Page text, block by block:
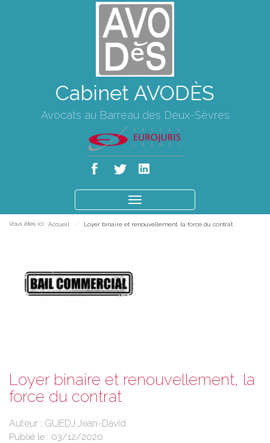
Cabinet AVODÈS
Avocats au Barreau des Deux-Sèvres
le
Vous êtes ici : Accueil Loyer binaire et renouvellement, la force du contrat
Loyer binaire et renouvellement, la
force du contrat
Auteur : GUEDJ Jean-David
Publié le : 03/12/2020